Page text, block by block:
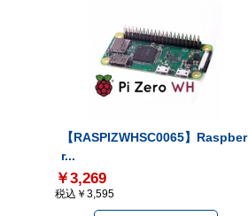
【RASPIZWHSC0065】Raspber
r...
￥3,269
税込￥3,595